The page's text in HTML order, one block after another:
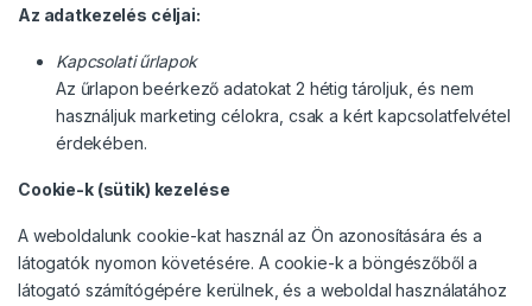
Az adatkezelés céljai:
Kapcsolati űrlapok
Az űrlapon beérkező adatokat 2 hétig tároljuk, és nem
használjuk marketing célokra, csak a kért kapcsolatfelvétel
érdekében.
Cookie-k (sütik) kezelése
A weboldalunk cookie-kat használ az Ön azonosítására és a
látogatók nyomon követésére. A cookie-k a böngészőből a
látogató számítógépére kerülnek, és a weboldal használatához